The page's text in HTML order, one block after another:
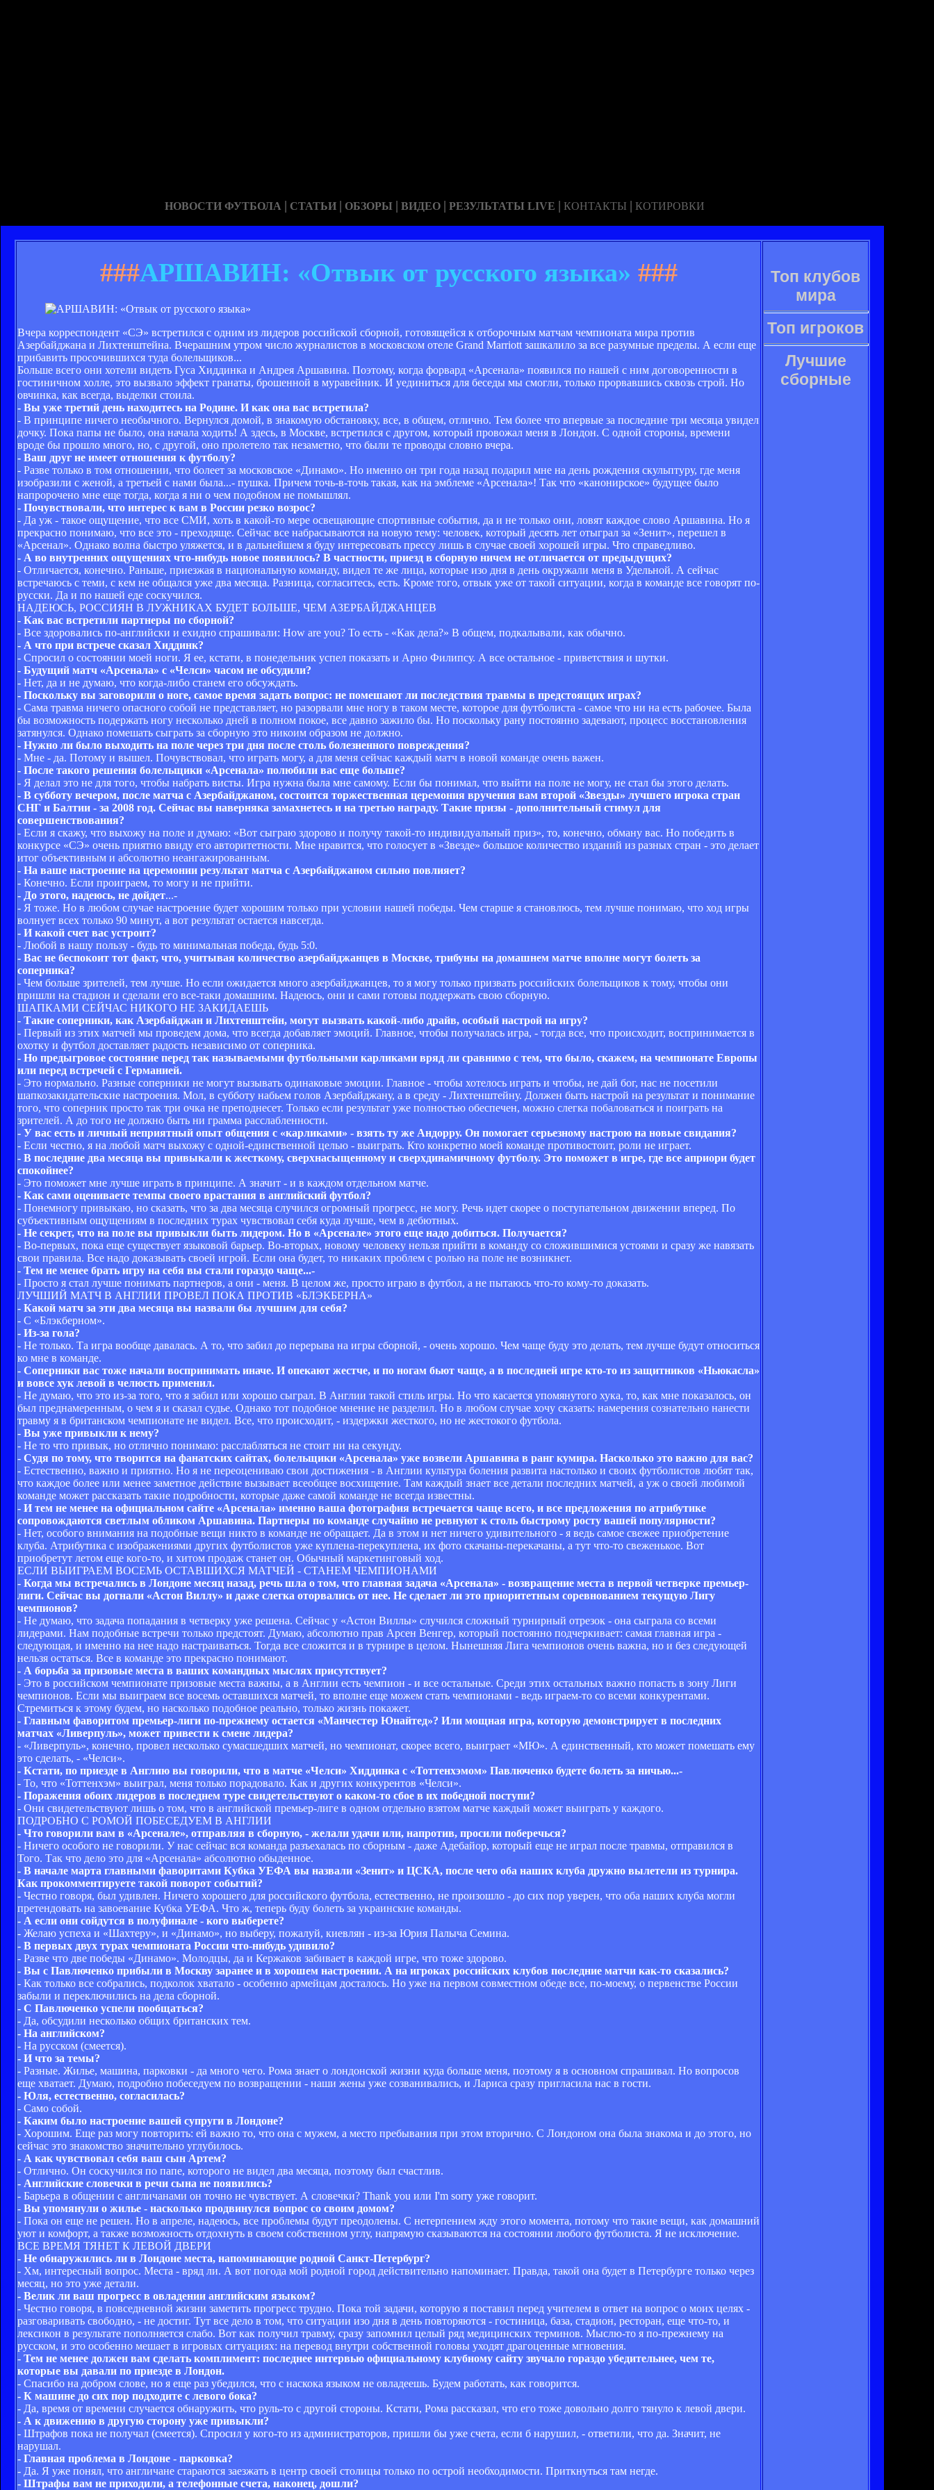
НОВОСТИ ФУТБОЛА | СТАТЬИ | ОБЗОРЫ | ВИДЕО | РЕЗУЛЬТАТЫ LIVE | КОНТАКТЫ | КОТИРОВКИ
###АРШАВИН: «Отвык от русского языка» ###
Вчера корреспондент «СЭ» встретился с одним из лидеров российской сборной, готовящейся к отборочным матчам чемпионата мира против
Азербайджана и Лихтенштейна. Вчерашним утром число журналистов в московском отеле Grand Marriott зашкалило за все разумные пределы. А если еще
прибавить просочившихся туда болельщиков...
Больше всего они хотели видеть Гуса Хиддинка и Андрея Аршавина. Поэтому, когда форвард «Арсенала» появился по нашей с ним договоренности в
гостиничном холле, это вызвало эффект гранаты, брошенной в муравейник. И уединиться для беседы мы смогли, только прорвавшись сквозь строй. Но
овчинка, как всегда, выделки стоила.
- Вы уже третий день находитесь на Родине. И как она вас встретила?
- В принципе ничего необычного. Вернулся домой, в знакомую обстановку, все, в общем, отлично. Тем более что впервые за последние три месяца увидел
дочку. Пока папы не было, она начала ходить! А здесь, в Москве, встретился с другом, который провожал меня в Лондон. С одной стороны, времени
вроде бы прошло много, но, с другой, оно пролетело так незаметно, что были те проводы словно вчера.
- Ваш друг не имеет отношения к футболу?
- Разве только в том отношении, что болеет за московское «Динамо». Но именно он три года назад подарил мне на день рождения скульптуру, где меня
изобразили с женой, а третьей с нами была...- пушка. Причем точь-в-точь такая, как на эмблеме «Арсенала»! Так что «канонирское» будущее было
напророчено мне еще тогда, когда я ни о чем подобном не помышлял.
- Почувствовали, что интерес к вам в России резко возрос?
- Да уж - такое ощущение, что все СМИ, хоть в какой-то мере освещающие спортивные события, да и не только они, ловят каждое слово Аршавина. Но я
прекрасно понимаю, что все это - преходяще. Сейчас все набрасываются на новую тему: человек, который десять лет отыграл за «Зенит», перешел в
«Арсенал». Однако волна быстро уляжется, и в дальнейшем я буду интересовать прессу лишь в случае своей хорошей игры. Что справедливо.
- А во внутренних ощущениях что-нибудь новое появилось? В частности, приезд в сборную ничем не отличается от предыдущих?
- Отличается, конечно. Раньше, приезжая в национальную команду, видел те же лица, которые изо дня в день окружали меня в Удельной. А сейчас
встречаюсь с теми, с кем не общался уже два месяца. Разница, согласитесь, есть. Кроме того, отвык уже от такой ситуации, когда в команде все говорят по-
русски. Да и по нашей еде соскучился.
НАДЕЮСЬ, РОССИЯН В ЛУЖНИКАХ БУДЕТ БОЛЬШЕ, ЧЕМ АЗЕРБАЙДЖАНЦЕВ
- Как вас встретили партнеры по сборной?
- Все здоровались по-английски и ехидно спрашивали: How are you? То есть - «Как дела?» В общем, подкалывали, как обычно.
- А что при встрече сказал Хиддинк?
- Спросил о состоянии моей ноги. Я ее, кстати, в понедельник успел показать и Арно Филипсу. А все остальное - приветствия и шутки.
- Будущий матч «Арсенала» с «Челси» часом не обсудили?
- Нет, да и не думаю, что когда-либо станем его обсуждать.
- Поскольку вы заговорили о ноге, самое время задать вопрос: не помешают ли последствия травмы в предстоящих играх?
- Сама травма ничего опасного собой не представляет, но разорвали мне ногу в таком месте, которое для футболиста - самое что ни на есть рабочее. Была
бы возможность подержать ногу несколько дней в полном покое, все давно зажило бы. Но поскольку рану постоянно задевают, процесс восстановления
затянулся. Однако помешать сыграть за сборную это никоим образом не должно.
- Нужно ли было выходить на поле через три дня после столь болезненного повреждения?
- Мне - да. Потому и вышел. Почувствовал, что играть могу, а для меня сейчас каждый матч в новой команде очень важен.
- После такого решения болельщики «Арсенала» полюбили вас еще больше?
- Я делал это не для того, чтобы набрать висты. Игра нужна была мне самому. Если бы понимал, что выйти на поле не могу, не стал бы этого делать.
- В субботу вечером, после матча с Азербайджаном, состоится торжественная церемония вручения вам второй «Звезды» лучшего игрока стран
СНГ и Балтии - за 2008 год. Сейчас вы наверняка замахнетесь и на третью награду. Такие призы - дополнительный стимул для
совершенствования?
- Если я скажу, что выхожу на поле и думаю: «Вот сыграю здорово и получу такой-то индивидуальный приз», то, конечно, обману вас. Но победить в
конкурсе «СЭ» очень приятно ввиду его авторитетности. Мне нравится, что голосует в «Звезде» большое количество изданий из разных стран - это делает
итог объективным и абсолютно неангажированным.
- На ваше настроение на церемонии результат матча с Азербайджаном сильно повлияет?
- Конечно. Если проиграем, то могу и не прийти.
- До этого, надеюсь, не дойдет...-
- Я тоже. Но в любом случае настроение будет хорошим только при условии нашей победы. Чем старше я становлюсь, тем лучше понимаю, что ход игры
волнует всех только 90 минут, а вот результат остается навсегда.
- И какой счет вас устроит?
- Любой в нашу пользу - будь то минимальная победа, будь 5:0.
- Вас не беспокоит тот факт, что, учитывая количество азербайджанцев в Москве, трибуны на домашнем матче вполне могут болеть за
соперника?
- Чем больше зрителей, тем лучше. Но если ожидается много азербайджанцев, то я могу только призвать российских болельщиков к тому, чтобы они
пришли на стадион и сделали его все-таки домашним. Надеюсь, они и сами готовы поддержать свою сборную.
ШАПКАМИ СЕЙЧАС НИКОГО НЕ ЗАКИДАЕШЬ
- Такие соперники, как Азербайджан и Лихтенштейн, могут вызвать какой-либо драйв, особый настрой на игру?
- Первый из этих матчей мы проведем дома, что всегда добавляет эмоций. Главное, чтобы получалась игра, - тогда все, что происходит, воспринимается в
охотку и футбол доставляет радость независимо от соперника.
- Но предыгровое состояние перед так называемыми футбольными карликами вряд ли сравнимо с тем, что было, скажем, на чемпионате Европы
или перед встречей с Германией.
- Это нормально. Разные соперники не могут вызывать одинаковые эмоции. Главное - чтобы хотелось играть и чтобы, не дай бог, нас не посетили
шапкозакидательские настроения. Мол, в субботу набьем голов Азербайджану, а в среду - Лихтенштейну. Должен быть настрой на результат и понимание
того, что соперник просто так три очка не преподнесет. Только если результат уже полностью обеспечен, можно слегка побаловаться и поиграть на
зрителей. А до того не должно быть ни грамма расслабленности.
- У вас есть и личный неприятный опыт общения с «карликами» - взять ту же Андорру. Он помогает серьезному настрою на новые свидания?
- Если честно, я на любой матч выхожу с одной-единственной целью - выиграть. Кто конкретно моей команде противостоит, роли не играет.
- В последние два месяца вы привыкали к жесткому, сверхнасыщенному и сверхдинамичному футболу. Это поможет в игре, где все априори будет
спокойнее?
- Это поможет мне лучше играть в принципе. А значит - и в каждом отдельном матче.
- Как сами оцениваете темпы своего врастания в английский футбол?
- Понемногу привыкаю, но сказать, что за два месяца случился огромный прогресс, не могу. Речь идет скорее о поступательном движении вперед. По
субъективным ощущениям в последних турах чувствовал себя куда лучше, чем в дебютных.
- Не секрет, что на поле вы привыкли быть лидером. Но в «Арсенале» этого еще надо добиться. Получается?
- Во-первых, пока еще существует языковой барьер. Во-вторых, новому человеку нельзя прийти в команду со сложившимися устоями и сразу же навязать
свои правила. Все надо доказывать своей игрой. Если она будет, то никаких проблем с ролью на поле не возникнет.
- Тем не менее брать игру на себя вы стали гораздо чаще...-
- Просто я стал лучше понимать партнеров, а они - меня. В целом же, просто играю в футбол, а не пытаюсь что-то кому-то доказать.
ЛУЧШИЙ МАТЧ В АНГЛИИ ПРОВЕЛ ПОКА ПРОТИВ «БЛЭКБЕРНА»
- Какой матч за эти два месяца вы назвали бы лучшим для себя?
- С «Блэкберном».
- Из-за гола?
- Не только. Та игра вообще давалась. А то, что забил до перерыва на игры сборной, - очень хорошо. Чем чаще буду это делать, тем лучше будут относиться
ко мне в команде.
- Соперники вас тоже начали воспринимать иначе. И опекают жестче, и по ногам бьют чаще, а в последней игре кто-то из защитников «Ньюкасла»
и вовсе хук левой в челюсть применил.
- Не думаю, что это из-за того, что я забил или хорошо сыграл. В Англии такой стиль игры. Но что касается упомянутого хука, то, как мне показалось, он
был преднамеренным, о чем я и сказал судье. Однако тот подобное мнение не разделил. Но в любом случае хочу сказать: намерения сознательно нанести
травму я в британском чемпионате не видел. Все, что происходит, - издержки жесткого, но не жестокого футбола.
- Вы уже привыкли к нему?
- Не то что привык, но отлично понимаю: расслабляться не стоит ни на секунду.
- Судя по тому, что творится на фанатских сайтах, болельщики «Арсенала» уже возвели Аршавина в ранг кумира. Насколько это важно для вас?
- Естественно, важно и приятно. Но я не переоцениваю свои достижения - в Англии культура боления развита настолько и своих футболистов любят так,
что каждое более или менее заметное действие вызывает всеобщее восхищение. Там каждый знает все детали последних матчей, а уж о своей любимой
команде может рассказать такие подробности, которые даже самой команде не всегда известны.
- И тем не менее на официальном сайте «Арсенала» именно ваша фотография встречается чаще всего, и все предложения по атрибутике
сопровождаются светлым обликом Аршавина. Партнеры по команде случайно не ревнуют к столь быстрому росту вашей популярности?
- Нет, особого внимания на подобные вещи никто в команде не обращает. Да в этом и нет ничего удивительного - я ведь самое свежее приобретение
клуба. Атрибутика с изображениями других футболистов уже куплена-перекуплена, их фото скачаны-перекачаны, а тут что-то свеженькое. Вот
приобретут летом еще кого-то, и хитом продаж станет он. Обычный маркетинговый ход.
ЕСЛИ ВЫИГРАЕМ ВОСЕМЬ ОСТАВШИХСЯ МАТЧЕЙ - СТАНЕМ ЧЕМПИОНАМИ
- Когда мы встречались в Лондоне месяц назад, речь шла о том, что главная задача «Арсенала» - возвращение места в первой четверке премьер-
лиги. Сейчас вы догнали «Астон Виллу» и даже слегка оторвались от нее. Не сделает ли это приоритетным соревнованием текущую Лигу
чемпионов?
- Не думаю, что задача попадания в четверку уже решена. Сейчас у «Астон Виллы» случился сложный турнирный отрезок - она сыграла со всеми
лидерами. Нам подобные встречи только предстоят. Думаю, абсолютно прав Арсен Венгер, который постоянно подчеркивает: самая главная игра -
следующая, и именно на нее надо настраиваться. Тогда все сложится и в турнире в целом. Нынешняя Лига чемпионов очень важна, но и без следующей
нельзя остаться. Все в команде это прекрасно понимают.
- А борьба за призовые места в ваших командных мыслях присутствует?
- Это в российском чемпионате призовые места важны, а в Англии есть чемпион - и все остальные. Среди этих остальных важно попасть в зону Лиги
чемпионов. Если мы выиграем все восемь оставшихся матчей, то вполне еще можем стать чемпионами - ведь играем-то со всеми конкурентами.
Стремиться к этому будем, но насколько подобное реально, только жизнь покажет.
- Главным фаворитом премьер-лиги по-прежнему остается «Манчестер Юнайтед»? Или мощная игра, которую демонстрирует в последних
матчах «Ливерпуль», может привести к смене лидера?
- «Ливерпуль», конечно, провел несколько сумасшедших матчей, но чемпионат, скорее всего, выиграет «МЮ». А единственный, кто может помешать ему
это сделать, - «Челси».
- Кстати, по приезде в Англию вы говорили, что в матче «Челси» Хиддинка с «Тоттенхэмом» Павлюченко будете болеть за ничью...-
- То, что «Тоттенхэм» выиграл, меня только порадовало. Как и других конкурентов «Челси».
- Поражения обоих лидеров в последнем туре свидетельствуют о каком-то сбое в их победной поступи?
- Они свидетельствуют лишь о том, что в английской премьер-лиге в одном отдельно взятом матче каждый может выиграть у каждого.
ПОДРОБНО С РОМОЙ ПОБЕСЕДУЕМ В АНГЛИИ
- Что говорили вам в «Арсенале», отправляя в сборную, - желали удачи или, напротив, просили поберечься?
- Ничего особого не говорили. У нас сейчас вся команда разъехалась по сборным - даже Адебайор, который еще не играл после травмы, отправился в
Того. Так что дело это для «Арсенала» абсолютно обыденное.
- В начале марта главными фаворитами Кубка УЕФА вы назвали «Зенит» и ЦСКА, после чего оба наших клуба дружно вылетели из турнира.
Как прокомментируете такой поворот событий?
- Честно говоря, был удивлен. Ничего хорошего для российского футбола, естественно, не произошло - до сих пор уверен, что оба наших клуба могли
претендовать на завоевание Кубка УЕФА. Что ж, теперь буду болеть за украинские команды.
- А если они сойдутся в полуфинале - кого выберете?
- Желаю успеха и «Шахтеру», и «Динамо», но выберу, пожалуй, киевлян - из-за Юрия Палыча Семина.
- В первых двух турах чемпионата России что-нибудь удивило?
- Разве что две победы «Динамо». Молодцы, да и Кержаков забивает в каждой игре, что тоже здорово.
- Вы с Павлюченко прибыли в Москву заранее и в хорошем настроении. А на игроках российских клубов последние матчи как-то сказались?
- Как только все собрались, подколок хватало - особенно армейцам досталось. Но уже на первом совместном обеде все, по-моему, о первенстве России
забыли и переключились на дела сборной.
- С Павлюченко успели пообщаться?
- Да, обсудили несколько общих британских тем.
- На английском?
- На русском (смеется).
- И что за темы?
- Разные. Жилье, машина, парковки - да много чего. Рома знает о лондонской жизни куда больше меня, поэтому я в основном спрашивал. Но вопросов
еще хватает. Думаю, подробно побеседуем по возвращении - наши жены уже созванивались, и Лариса сразу пригласила нас в гости.
- Юля, естественно, согласилась?
- Само собой.
- Каким было настроение вашей супруги в Лондоне?
- Хорошим. Еще раз могу повторить: ей важно то, что она с мужем, а место пребывания при этом вторично. С Лондоном она была знакома и до этого, но
сейчас это знакомство значительно углубилось.
- А как чувствовал себя ваш сын Артем?
- Отлично. Он соскучился по папе, которого не видел два месяца, поэтому был счастлив.
- Английские словечки в речи сына не появились?
- Барьера в общении с англичанами он точно не чувствует. А словечки? Thank you или I'm sorry уже говорит.
- Вы упомянули о жилье - насколько продвинулся вопрос со своим домом?
- Пока он еще не решен. Но в апреле, надеюсь, все проблемы будут преодолены. С нетерпением жду этого момента, потому что такие вещи, как домашний
уют и комфорт, а также возможность отдохнуть в своем собственном углу, напрямую сказываются на состоянии любого футболиста. Я не исключение.
ВСЕ ВРЕМЯ ТЯНЕТ К ЛЕВОЙ ДВЕРИ
- Не обнаружились ли в Лондоне места, напоминающие родной Санкт-Петербург?
- Хм, интересный вопрос. Места - вряд ли. А вот погода мой родной город действительно напоминает. Правда, такой она будет в Петербурге только через
месяц, но это уже детали.
- Велик ли ваш прогресс в овладении английским языком?
- Честно говоря, в повседневной жизни заметить прогресс трудно. Пока той задачи, которую я поставил перед учителем в ответ на вопрос о моих целях -
разговаривать свободно, - не достиг. Тут все дело в том, что ситуации изо дня в день повторяются - гостиница, база, стадион, ресторан, еще что-то, и
лексикон в результате пополняется слабо. Вот как получил травму, сразу запомнил целый ряд медицинских терминов. Мыслю-то я по-прежнему на
русском, и это особенно мешает в игровых ситуациях: на перевод внутри собственной головы уходят драгоценные мгновения.
- Тем не менее должен вам сделать комплимент: последнее интервью официальному клубному сайту звучало гораздо убедительнее, чем те,
которые вы давали по приезде в Лондон.
- Спасибо на добром слове, но я еще раз убедился, что с наскока языком не овладеешь. Будем работать, как говорится.
- К машине до сих пор подходите с левого бока?
- Да, время от времени случается обнаружить, что руль-то с другой стороны. Кстати, Рома рассказал, что его тоже довольно долго тянуло к левой двери.
- А к движению в другую сторону уже привыкли?
- Штрафов пока не получал (смеется). Спросил у кого-то из администраторов, пришли бы уже счета, если б нарушил, - ответили, что да. Значит, не
нарушал.
- Главная проблема в Лондоне - парковка?
- Да. Я уже понял, что англичане стараются заезжать в центр своей столицы только по острой необходимости. Приткнуться там негде.
- Штрафы вам не приходили, а телефонные счета, наконец, дошли?
Топ клубов
мира
Топ игроков
Лучшие
сборные